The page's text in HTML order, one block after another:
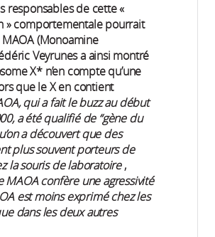
responsables de cette «
» comportementale pourrait
(Monoamine
Veyrunes a ainsi montré
X* n’en compte qu’une
que le X en contient
qui a fait le buzz au début
a été qualifié de “gène du
a découvert que des
plus souvent porteurs de
la souris de laboratoire,
MAOA confère une agressivité
est moins exprimé chez les
dans les deux autres